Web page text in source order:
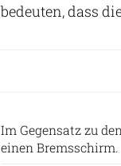
bedeuten, dass
Im Gegensatz zu
einen Bremsschirm.